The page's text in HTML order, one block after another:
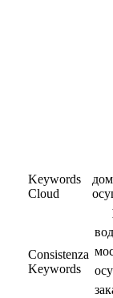
Keywords
Cloud
Consistenza
Keywords